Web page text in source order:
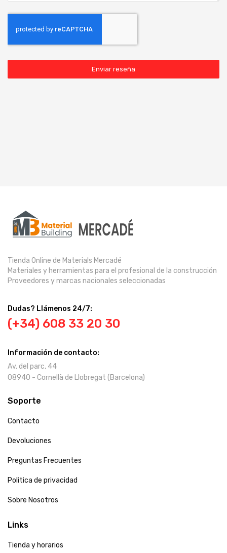
Enviar reseña
Tienda Online de Materials Mercadé
Materiales y herramientas para el profesional de la construcción
Proveedores y marcas nacionales seleccionadas
Dudas? Llámenos 24/7:
(+34) 608 33 20 30
Información de contacto:
Av. del parc, 44
08940 - Cornellà de Llobregat (Barcelona)
Soporte
Contacto
Devoluciones
Preguntas Frecuentes
Politica de privacidad
Sobre Nosotros
Links
Tienda y horarios